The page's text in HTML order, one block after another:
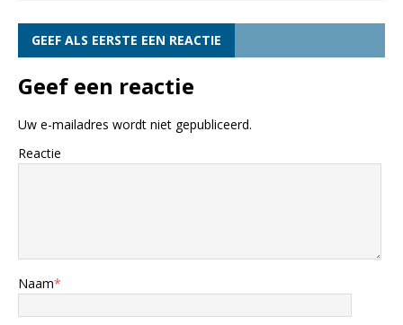
GEEF ALS EERSTE EEN REACTIE
Geef een reactie
Uw e-mailadres wordt niet gepubliceerd.
Reactie
Naam*